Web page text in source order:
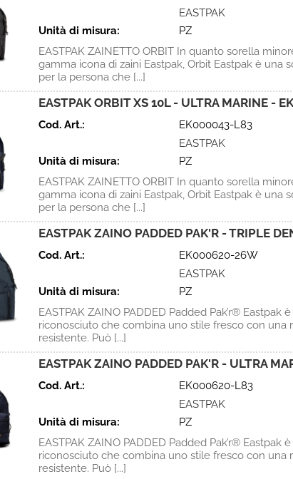
EASTPAK
Unità di misura:
PZ
EASTPAK ZAINETTO ORBIT In quanto sorella
gamma icona di zaini Eastpak, Orbit Eastpak è una
per la persona che [...]
EASTPAK ORBIT XS 10L - ULTRA MARINE -
Cod. Art.:
EK000043-L83
EASTPAK
Unità di misura:
PZ
EASTPAK ZAINETTO ORBIT In quanto sorella
gamma icona di zaini Eastpak, Orbit Eastpak è una
per la persona che [...]
EASTPAK ZAINO PADDED PAK'R - TRIPLE
Cod. Art.:
EK000620-26W
EASTPAK
Unità di misura:
PZ
EASTPAK ZAINO PADDED Padded Pak’r® Eastpak
riconosciuto che combina uno stile fresco con una
resistente. Può [...]
EASTPAK ZAINO PADDED PAK'R - ULTRA
Cod. Art.:
EK000620-L83
EASTPAK
Unità di misura:
PZ
EASTPAK ZAINO PADDED Padded Pak’r® Eastpak
riconosciuto che combina uno stile fresco con una
resistente. Può [...]